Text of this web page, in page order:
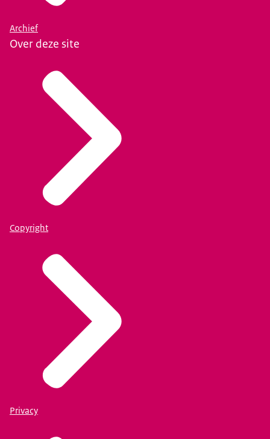
Archief
Over deze site
Copyright
Privacy